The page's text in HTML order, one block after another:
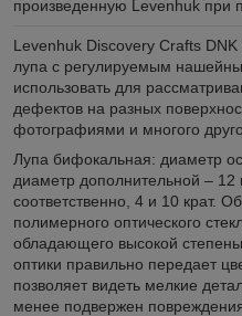
произведенную Levenhuk при
Levenhuk Discovery Crafts
лупа с регулируемым
использовать для
дефектов на разных
фотографиями и многого
Лупа бифокальная: диаметр
диаметр дополнительной – 12
соответственно, 4 и 10 крат.
полимерного оптического
обладающего высокой
оптики правильно передает
позволяет видеть мелкие
менее подвержен